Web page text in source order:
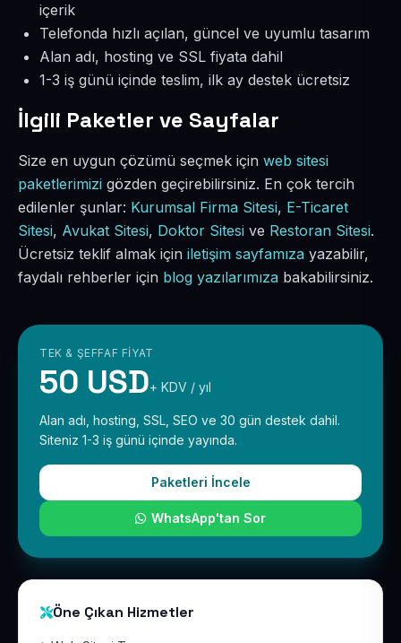
içerik
Telefonda hızlı açılan, güncel ve uyumlu tasarım
Alan adı, hosting ve SSL fiyata dahil
1-3 iş günü içinde teslim, ilk ay destek ücretsiz
İlgili Paketler ve Sayfalar
Size en uygun çözümü seçmek için web sitesi
paketlerimizi gözden geçirebilirsiniz. En çok tercih
edilenler şunlar: Kurumsal Firma Sitesi, E-Ticaret
Sitesi, Avukat Sitesi, Doktor Sitesi ve Restoran Sitesi.
Ücretsiz teklif almak için iletişim sayfamıza yazabilir,
faydalı rehberler için blog yazılarımıza bakabilirsiniz.
TEK & ŞEFFAF FIYAT
50 USD+ KDV / yıl
Alan adı, hosting, SSL, SEO ve 30 gün destek dahil.
Siteniz 1-3 iş günü içinde yayında.
Paketleri İncele
WhatsApp'tan Sor
Öne Çıkan Hizmetler